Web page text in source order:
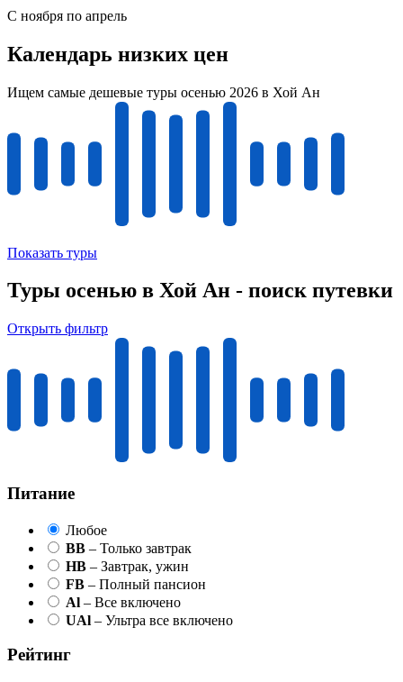
С ноября по апрель
Календарь низких цен
Ищем самые дешевые туры осенью 2026 в Хой Ан
Показать туры
Туры осенью в Хой Ан - поиск путевки
Открыть фильтр
Питание
Любое
BB – Только завтрак
HB – Завтрак, ужин
FB – Полный пансион
Al – Все включено
UAl – Ультра все включено
Рейтинг